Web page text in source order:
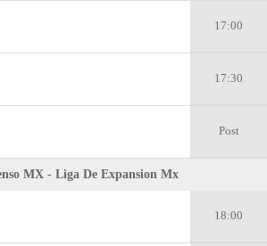
17:00
17:30
Post
MX - Liga De Expansion Mx
18:00